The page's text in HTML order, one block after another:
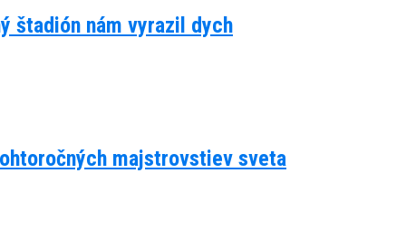
štadión nám vyrazil dych
majstrovstiev sveta